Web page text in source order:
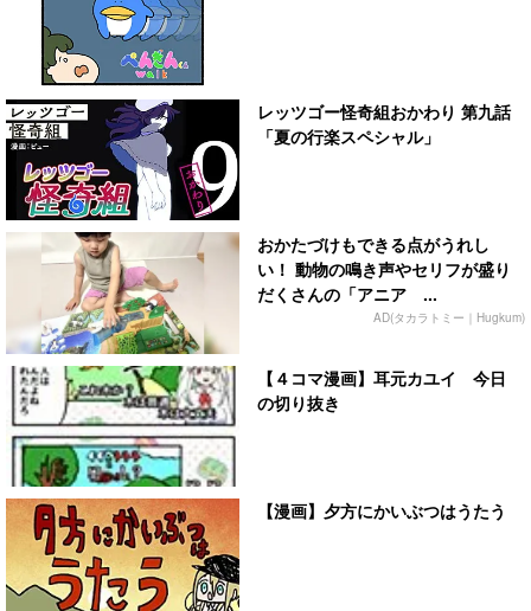
レッツゴー怪奇組おかわり 第九話
「夏の行楽スペシャル」
おかたづけもできる点がうれし
い！ 動物の鳴き声やセリフが盛り
だくさんの「アニア ...
AD(タカラトミー｜Hugkum)
【４コマ漫画】耳元カユイ 今日
の切り抜き
【漫画】夕方にかいぶつはうたう